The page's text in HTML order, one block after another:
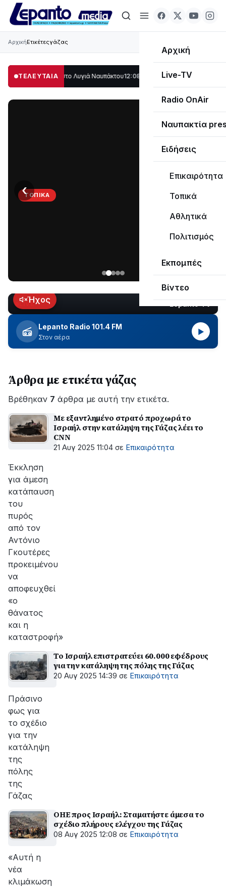
Αρχική
Live-TV
Radio OnAir
Ναυπακτία
Ειδήσεις
Επικαιρότητα
Τοπικά
Αθλητικά
Πολιτισμός
Εκπομπές
Βίντεο
ΑρχικήΕτικέτεςγάζας
ΤΕΛΕΥΤΑΙΑ
μέρος στο Λυγιά Ναυπάκτου12:08 Σε τροχιά υλοποίησης η Παράκαμψη
ΤΟΠΙΚΆ
Ναυπάκτου
εδώ
και
περίπου
δύο
ώρες
εξέλιξη
οι
εργασίες
ΔΕΔΔΗΕ
για
την
αποκατάσταση
της
βλάβης
‹
LIVEΉχος
Lepanto Radio 101.4 FM
Στον αέρα
▶
Άρθρα με ετικέτα γάζας
Βρέθηκαν 7 άρθρα με αυτή την ετικέτα.
Με εξαντλημένο στρατό προχωρά το
Ισραήλ στην κατάληψη της Γάζας λέει το
CNN
21 Αυγ 2025 11:04 σε Επικαιρότητα
Έκκληση
για άμεση
κατάπαυση
του
πυρός
από τον
Αντόνιο
Γκουτέρες
προκειμένου
να
αποφευχθεί
«ο
θάνατος
και η
καταστροφή»
Το Ισραήλ επιστρατεύει 60.000 εφέδρους
για την κατάληψη της πόλης της Γάζας
20 Αυγ 2025 14:39 σε Επικαιρότητα
Πράσινο
φως για
το σχέδιο
για την
κατάληψη
της
πόλης
της
Γάζας
ΟΗΕ προς Ισραήλ: Σταματήστε άμεσα το
σχέδιο πλήρους ελέγχου της Γάζας
08 Αυγ 2025 12:08 σε Επικαιρότητα
«Αυτή η
νέα
κλιμάκωση